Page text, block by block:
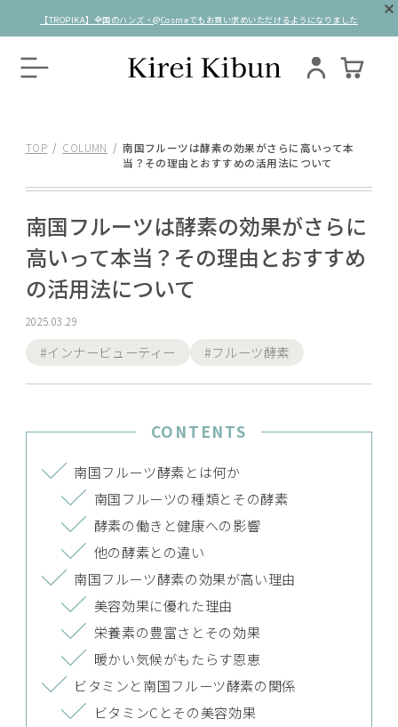
【TROPIKA】全国のハンズ・@Cosmeでもお買い求めいただけるようになりました
TOP COLUMN
南国フルーツは酵素の効果がさらに高いって本
当？その理由とおすすめの活用法について
南国フルーツは酵素の効果がさらに
高いって本当？その理由とおすすめ
の活用法について
2025.03.29
#インナービューティー #フルーツ酵素
CONTENTS
南国フルーツ酵素とは何か
南国フルーツの種類とその酵素
酵素の働きと健康への影響
他の酵素との違い
南国フルーツ酵素の効果が高い理由
美容効果に優れた理由
栄養素の豊富さとその効果
暖かい気候がもたらす恩恵
ビタミンと南国フルーツ酵素の関係
ビタミンCとその美容効果